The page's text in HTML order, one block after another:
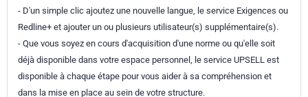
- D'un simple clic ajoutez une nouvelle langue, le service Exigences ou
Redline+ et ajouter un ou plusieurs utilisateur(s) supplémentaire(s).
- Que vous soyez en cours d'acquisition d'une norme ou qu'elle soit
déjà disponible dans votre espace personnel, le service UPSELL est
disponible à chaque étape pour vous aider à sa compréhension et
dans la mise en place au sein de votre structure.